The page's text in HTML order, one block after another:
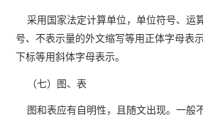
采用国家法定计算单位，单位符号、运
号、不表示量的外文缩写等用正体字母表
下标等用斜体字母表示。
（七）图、表
图和表应有自明性，且随文出现。一般